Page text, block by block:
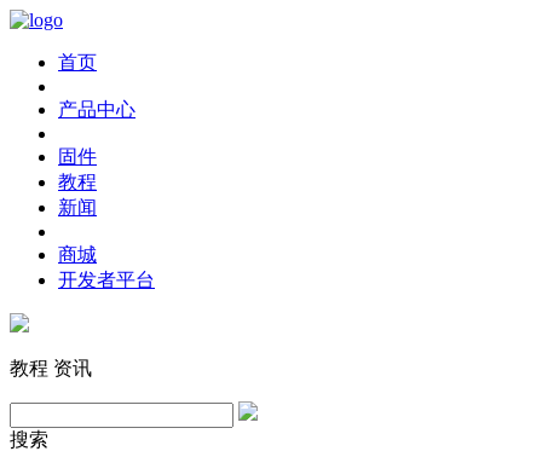
首页
产品中心
固件
教程
新闻
商城
开发者平台
教程 资讯
搜索